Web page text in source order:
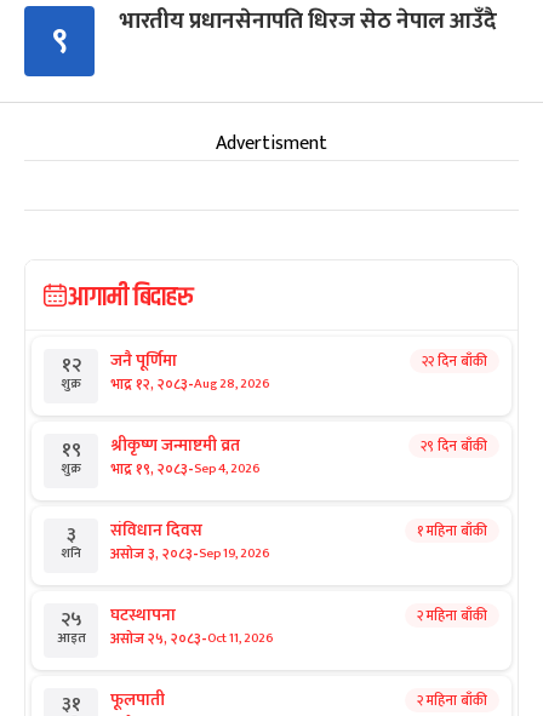
९ भारतीय प्रधानसेनापति धिरज सेठ नेपाल आउँदै
Advertisment
आगामी बिदाहरु
१२
शुक्र
जनै पूर्णिमा
भाद्र १२, २०८३-Aug 28, 2026
२२ दिन बाँकी
१९
शुक्र
श्रीकृष्ण जन्माष्टमी व्रत
भाद्र १९, २०८३-Sep 4, 2026
२९ दिन बाँकी
३
शनि
संविधान दिवस
असोज ३, २०८३-Sep 19, 2026
१ महिना बाँकी
२५
आइत
घटस्थापना
असोज २५, २०८३-Oct 11, 2026
२ महिना बाँकी
३१ फूलपाती २ महिना बाँकी